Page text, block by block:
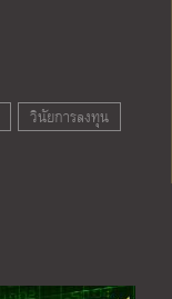
วินัยการลงทุน